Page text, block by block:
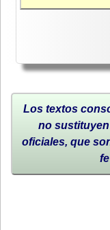
Los textos
no
oficiales, que